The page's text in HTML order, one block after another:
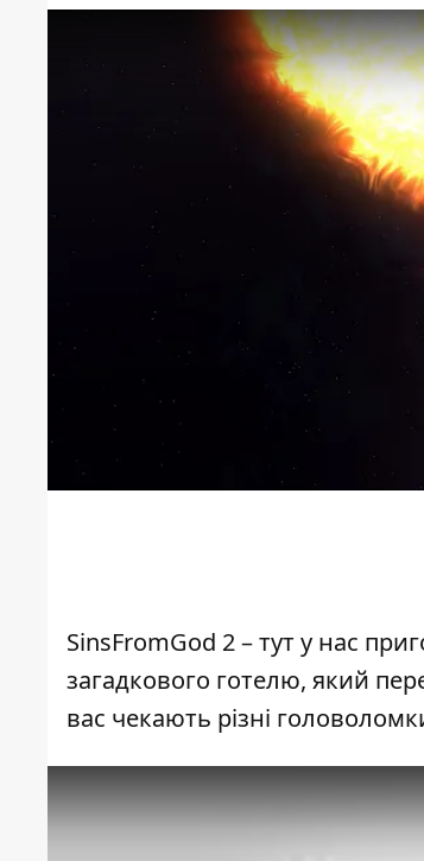
SinsFromGod 2– тут у нас
загадкового готелю, який
вас чекають різні